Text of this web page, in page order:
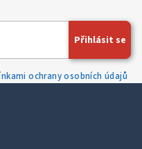
ochrany osobních údajů
Přihlásit se